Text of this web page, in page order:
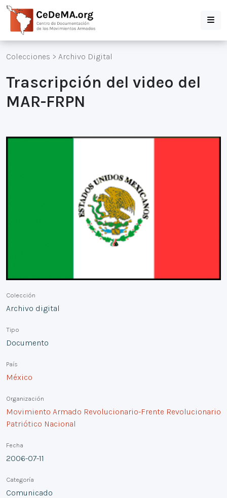
Colecciones > Archivo Digital
Trascripción del video del
MAR-FRPN
Colección
Archivo digital
Tipo
Documento
País
México
Organización
Movimiento Armado Revolucionario-Frente Revolucionario
Patriótico Nacional
Fecha
2006-07-11
Categoría
Comunicado